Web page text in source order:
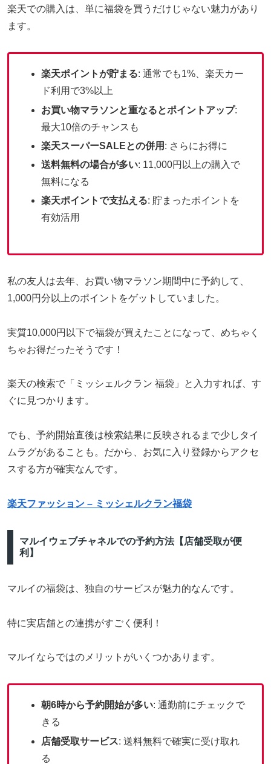
楽天での購入は、単に福袋を買うだけじゃない魅力があり
ます。
楽天ポイントが貯まる: 通常でも1%、楽天カー
ド利用で3%以上
お買い物マラソンと重なるとポイントアップ:
最大10倍のチャンスも
楽天スーパーSALEとの併用 : さらにお得に
送料無料の場合が多い: 11,000円以上の購入で
無料になる
楽天ポイントで支払える: 貯まったポイントを
有効活用
私の友人は去年、お買い物マラソン期間中に予約して、
1,000円分以上のポイントをゲットしていました。
実質10,000円以下で福袋が買えたことになって、めちゃく
ちゃお得だったそうです！
楽天の検索で「ミッシェルクラン 福袋」と入力すれば、す
ぐに見つかります。
でも、予約開始直後は検索結果に反映されるまで少しタイ
ムラグがあることも。だから、お気に入り登録からアクセ
スする方が確実なんです。
楽天ファッション – ミッシェルクラン福袋
マルイウェブチャネルでの予約方法【店舗受取が便
利】
マルイの福袋は、独自のサービスが魅力的なんです。
特に実店舗との連携がすごく便利！
マルイならではのメリットがいくつかあります。
朝6時から予約開始が多い: 通勤前にチェックで
きる
店舗受取サービス: 送料無料で確実に受け取れ
る